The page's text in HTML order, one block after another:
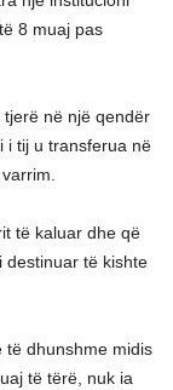
8 muaj pas
në një qendër
i tij u transferua në
të kaluar dhe që
destinuar të kishte
të dhunshme midis
të tërë, nuk ia